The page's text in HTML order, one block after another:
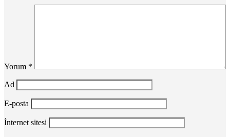
Yorum *
Ad
E-posta
İnternet sitesi